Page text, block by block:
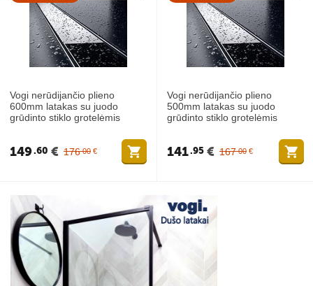
Vogi nerūdijančio plieno
600mm latakas su juodo
grūdinto stiklo grotelėmis
176 00 €
149 60 €
Vogi nerūdijančio plieno
500mm latakas su juodo
grūdinto stiklo grotelėmis
167 00 €
141 95 €